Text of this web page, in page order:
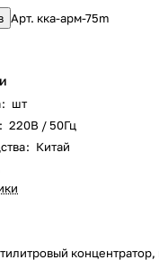
Арт. кка-арм-75m
: шт
: 220В / 50Гц
: Китай